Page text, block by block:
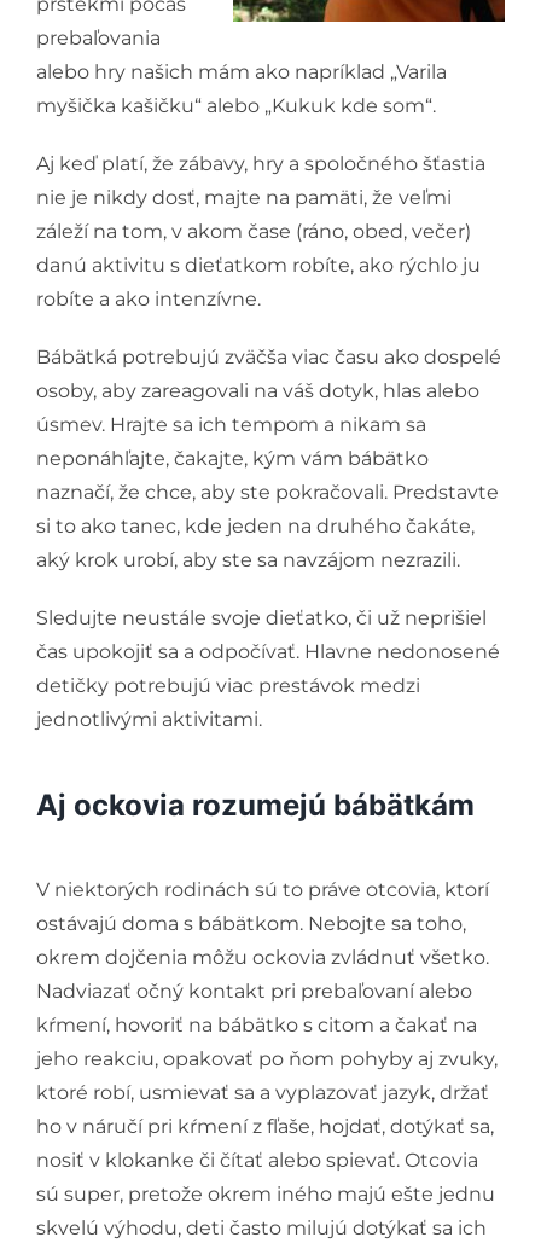
prebaľovania
alebo hry našich mám ako napríklad „Varila
myšička kašičku“ alebo „Kukuk kde som“.
Aj keď platí, že zábavy, hry a spoločného šťastia
nie je nikdy dosť, majte na pamäti, že veľmi
záleží na tom, v akom čase (ráno, obed, večer)
danú aktivitu s dieťatkom robíte, ako rýchlo ju
robíte a ako intenzívne.
Bábätká potrebujú zväčša viac času ako dospelé
osoby, aby zareagovali na váš dotyk, hlas alebo
úsmev. Hrajte sa ich tempom a nikam sa
neponáhľajte, čakajte, kým vám bábätko
naznačí, že chce, aby ste pokračovali. Predstavte
si to ako tanec, kde jeden na druhého čakáte,
aký krok urobí, aby ste sa navzájom nezrazili.
Sledujte neustále svoje dieťatko, či už neprišiel
čas upokojiť sa a odpočívať. Hlavne nedonosené
detičky potrebujú viac prestávok medzi
jednotlivými aktivitami.
Aj ockovia rozumejú bábätkám
V niektorých rodinách sú to práve otcovia, ktorí
ostávajú doma s bábätkom. Nebojte sa toho,
okrem dojčenia môžu ockovia zvládnuť všetko.
Nadviazať očný kontakt pri prebaľovaní alebo
kŕmení, hovoriť na bábätko s citom a čakať na
jeho reakciu, opakovať po ňom pohyby aj zvuky,
ktoré robí, usmievať sa a vyplazovať jazyk, držať
ho v náručí pri kŕmení z fľaše, hojdať, dotýkať sa,
nosiť v klokanke či čítať alebo spievať. Otcovia
sú super, pretože okrem iného majú ešte jednu
skvelú výhodu, deti často milujú dotýkať sa ich